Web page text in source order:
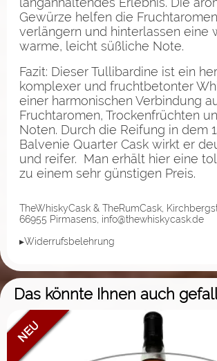
Gewürze helfen die
verlängern und hinterlassen eine
warme, leicht süßliche Note.
Fazit: Dieser Tullibardine ist ein
komplexer und fruchtbetonter
einer harmonischen Verbindung
Fruchtaromen, Trockenfrüchten
Noten. Durch die Reifung in dem
Balvenie Quarter Cask wirkt er
und reifer. Man erhält hier eine
zu einem sehr günstigen Preis.
TheWhiskyCask & TheRumCask,
66955 Pirmasens, info@thewhiskycask.de
▸Widerrufsbelehrung
Das könnte Ihnen auch